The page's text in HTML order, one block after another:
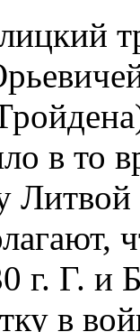
в то
г. Г. и
в